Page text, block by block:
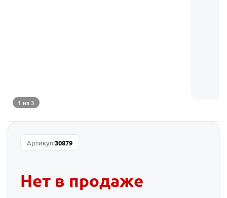
1 из 3
Артикул:30879
Нет в продаже